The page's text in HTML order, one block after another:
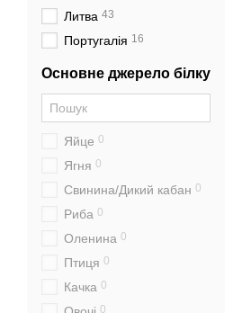
Литва 43
Португалія 16
Основне джерело білку
Яйце 0
Ягня 0
Свинина/Дикий кабан 0
Риба 0
Оленина 0
Птиця 0
Качка 0
0